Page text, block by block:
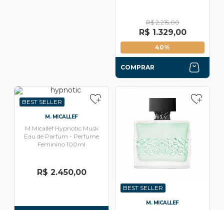
R$ 2.215,00
R$ 1.329,00
40%
COMPRAR
BEST SELLER
M. MICALLEF
M.Micallef Hypnotic Musk
Eau de Parfum - Perfume
Feminino 100ml
R$ 2.450,00
BEST SELLER
M. MICALLEF